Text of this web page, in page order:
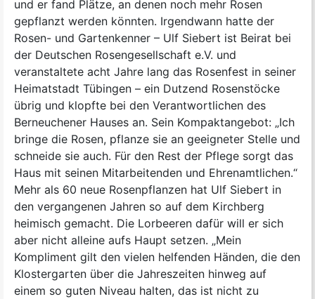
und er fand Plätze, an denen noch mehr Rosen
gepflanzt werden könnten. Irgendwann hatte der
Rosen- und Gartenkenner – Ulf Siebert ist Beirat bei
der Deutschen Rosengesellschaft e.V. und
veranstaltete acht Jahre lang das Rosenfest in seiner
Heimatstadt Tübingen – ein Dutzend Rosenstöcke
übrig und klopfte bei den Verantwortlichen des
Berneuchener Hauses an. Sein Kompaktangebot: „Ich
bringe die Rosen, pflanze sie an geeigneter Stelle und
schneide sie auch. Für den Rest der Pflege sorgt das
Haus mit seinen Mitarbeitenden und Ehrenamtlichen.“
Mehr als 60 neue Rosenpflanzen hat Ulf Siebert in
den vergangenen Jahren so auf dem Kirchberg
heimisch gemacht. Die Lorbeeren dafür will er sich
aber nicht alleine aufs Haupt setzen. „Mein
Kompliment gilt den vielen helfenden Händen, die den
Klostergarten über die Jahreszeiten hinweg auf
einem so guten Niveau halten, das ist nicht zu